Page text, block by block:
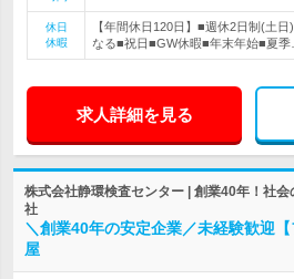
休日
休暇
【年間休日120日】■週休2日制(土
なる■祝日■GW休暇■年末年始■夏季
求人詳細を見る
株式会社静環検査センター | 創業40年！社
社
＼創業40年の安定企業／未経験歓迎
屋